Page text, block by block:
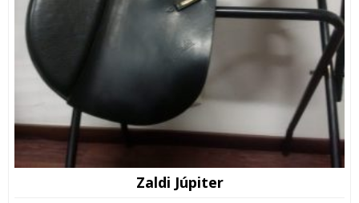
Zaldi Júpiter